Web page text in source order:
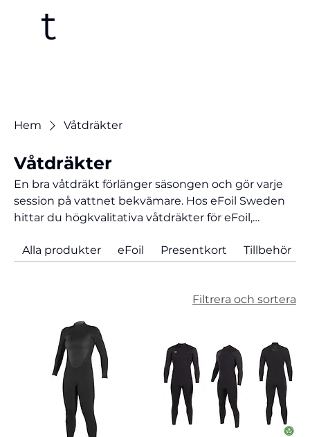
t
Hem Våtdräkter
Våtdräkter
En bra våtdräkt förlänger säsongen och gör varje
session på vattnet bekvämare. Hos eFoil Sweden
hittar du högkvalitativa våtdräkter för eFoil,
svenska förhållanden. Rätt våtdräkt hjälper dig att
och modeller för sommar, vår, höst eller vinter och
Alla produkter eFoil Presentkort Tillbehör
Filtrera och sortera